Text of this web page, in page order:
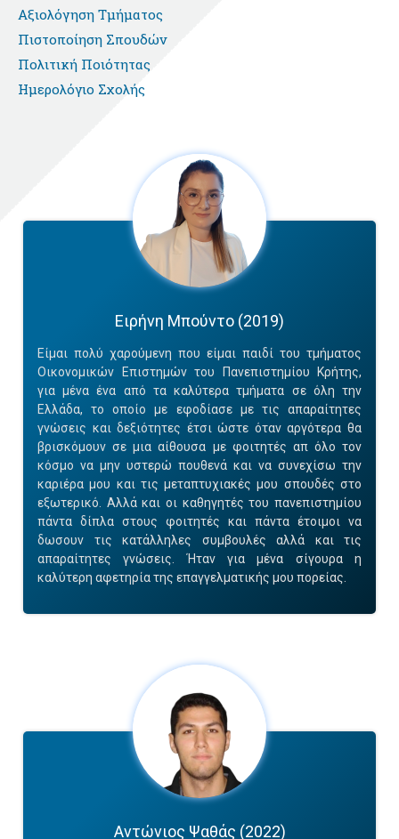
Αξιολόγηση Τμήματος
Πιστοποίηση Σπουδών
Πολιτική Ποιότητας
Ημερολόγιο Σχολής
Ειρήνη Μπούντο (2019)
Είμαι πολύ χαρούμενη που είμαι παιδί του τμήματος
Οικονομικών Επιστημών του Πανεπιστημίου Κρήτης,
για μένα ένα από τα καλύτερα τμήματα σε όλη την
Ελλάδα, το οποίο με εφοδίασε με τις απαραίτητες
γνώσεις και δεξιότητες έτσι ώστε όταν αργότερα θα
βρισκόμουν σε μια αίθουσα με φοιτητές απ όλο τον
κόσμο να μην υστερώ πουθενά και να συνεχίσω την
καριέρα μου και τις μεταπτυχιακές μου σπουδές στο
εξωτερικό. Αλλά και οι καθηγητές του πανεπιστημίου
πάντα δίπλα στους φοιτητές και πάντα έτοιμοι να
δωσουν τις κατάλληλες συμβουλές αλλά και τις
απαραίτητες γνώσεις. Ήταν για μένα σίγουρα η
καλύτερη αφετηρία της επαγγελματικής μου πορείας.
Αντώνιος Ψαθάς (2022)